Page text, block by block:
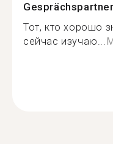
Gesprächspartner
Тот, кто хорошо
сейчас изучаю...